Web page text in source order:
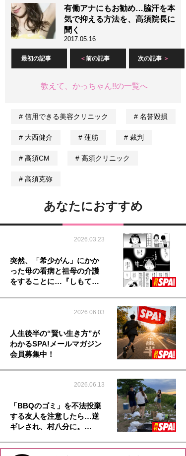
有働アナにもお勧め…脇汗を本
気で抑える方法を、高須院長に
聞く
2017.05.16
最初の記事 前の記事 次の記事
教えて、かっちゃん!!の一覧へ
信用できる美容クリニック 名誉毀損
大西健介 蓮舫 裁判
高須CM 高須クリニック
高須克弥
あなたにおすすめ
2026.03.23
突然、「希少がん」にかか
った母の看病と祖母の介護
をすることに…『しもて…
2026.06.03
人生後半の“賢い生き方”が
わかるSPA!メールマガジン
会員募集中！
2026.06.13
「BBQのゴミ」を不法投棄
する友人を注意したら…逆
ギレされ、村八分に。…